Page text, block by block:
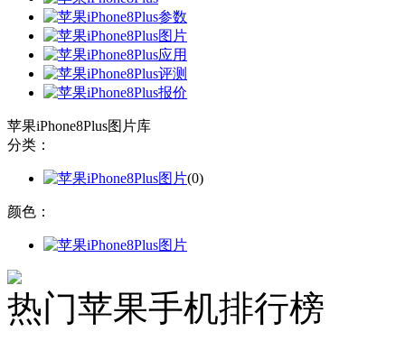
苹果iPhone8Plus图片库
分类：
(0)
颜色：
热门苹果手机排行榜